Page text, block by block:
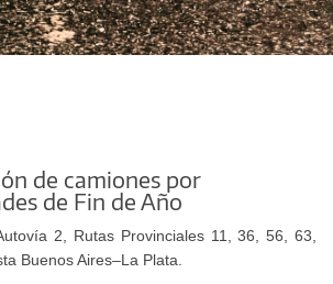
de camiones por
de Fin de Año
2, Rutas Provinciales 11, 36, 56, 63,
Buenos Aires–La Plata.